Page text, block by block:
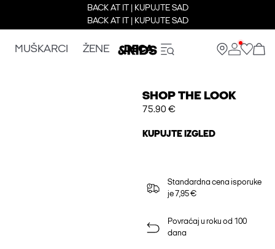
BACK AT IT | KUPUJTE SAD
BACK AT IT | KUPUJTE SAD
MUŠKARCI ŽENE DECA
SHOP THE LOOK
75.90 €
KUPUJTE IZGLED
Standardna cena isporuke
je 7,95 €
Povraćaj u roku od 100
dana